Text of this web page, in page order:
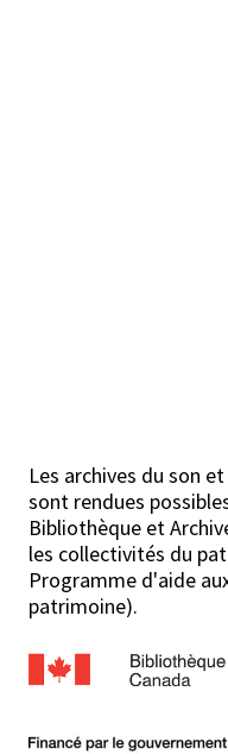
Les archives du son
sont rendues
Bibliothèque et
les collectivités du
Programme d'aide
patrimoine).